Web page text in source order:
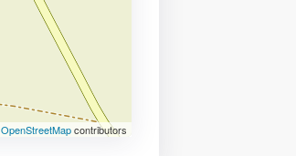
OpenStreetMapcontributors